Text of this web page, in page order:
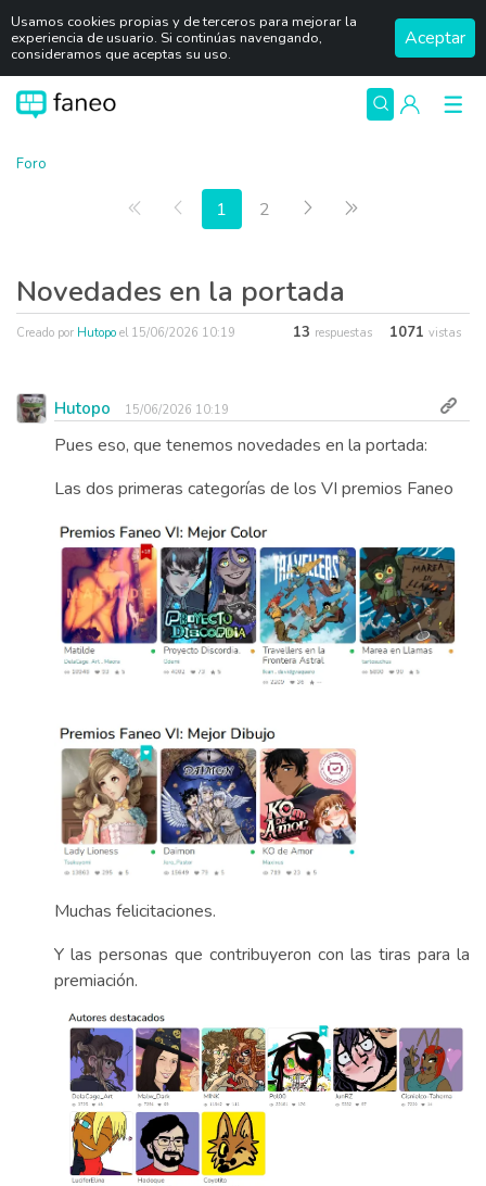
Usamos cookies propias y de terceros para mejorar la
experiencia de usuario. Si continúas navengando,
consideramos que aceptas su uso.
Aceptar
Foro
Primera página
Anterior
1 2 Siguiente
Novedades en la portada
Creado por Hutopo el 15/06/2026 10:19 13 respuestas 1071 vistas
Hutopo 15/06/2026 10:19
Pues eso, que tenemos novedades en la portada:
Las dos primeras categorías de los VI premios Faneo
Muchas felicitaciones.
Y las personas que contribuyeron con las tiras para la
premiación.